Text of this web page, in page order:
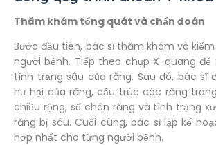
Thăm khám tổng quát và chẩn đoán
Bước đầu tiên, bác sĩ thăm khám và
người bệnh. Tiếp theo chụp X-quang để
tình trạng sâu của răng. Sau đó, bác sĩ
hư hại của răng, cấu trúc các răng
chiều rộng, số chân răng và tình trạng
răng bị sâu. Cuối cùng, bác sĩ lập kế
hợp nhất cho từng người bệnh.